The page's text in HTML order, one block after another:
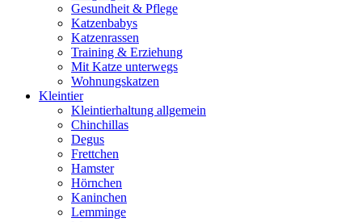
Gesundheit & Pflege
Katzenbabys
Katzenrassen
Training & Erziehung
Mit Katze unterwegs
Wohnungskatzen
Kleintier
Kleintierhaltung allgemein
Chinchillas
Degus
Frettchen
Hamster
Hörnchen
Kaninchen
Lemminge